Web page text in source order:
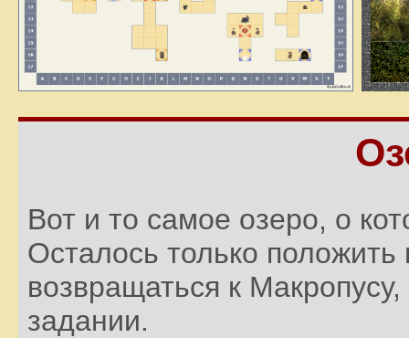
Вот и то самое озеро, о
Осталось только
возвращаться к
задании.